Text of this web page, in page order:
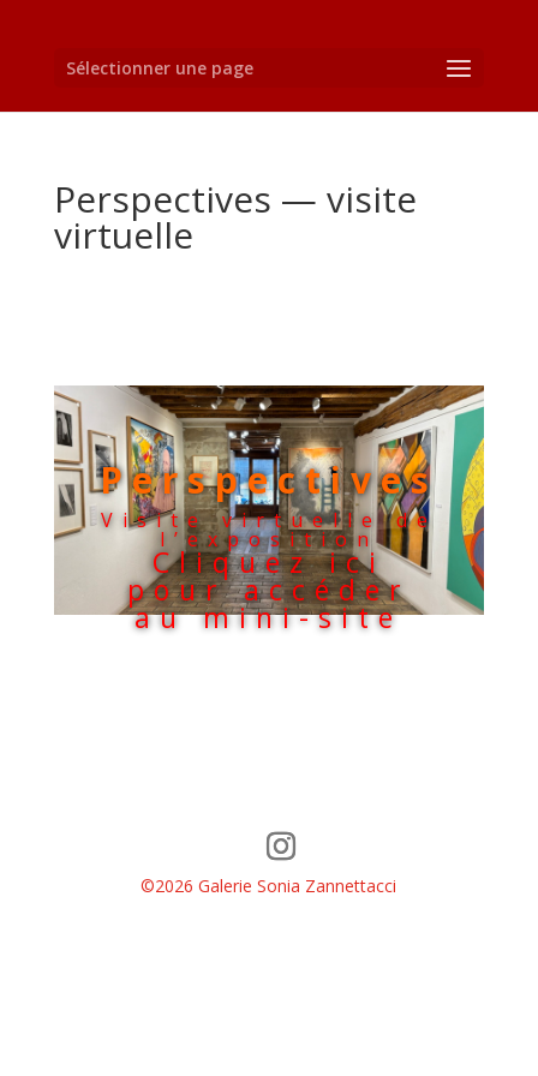
Sélectionner une page
Perspectives — visite
virtuelle
Perspectives
Visite virtuelle de
l’exposition
Cliquez ici
pour accéder
au mini-site
©2026 Galerie Sonia Zannettacci